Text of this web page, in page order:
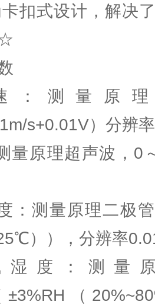
扣式设计，解决
：测量原
s+0.01V）分辨
量原理超声波，0
：测量原理二极
）），分辨率
湿度：测量
±3%RH（